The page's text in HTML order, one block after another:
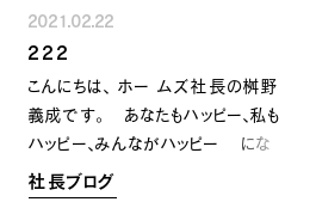
ら 動いているのでは遅い時代？
(^_^) と言うか 要は
速さが必要と言う事なんでしょうね
ぇ〜‼️^_^
明日も冷え込みそうです。 あっ
たかだったり 冷え込んだり
そうしながらも 春の足音が
段々と 大きくなって 桜の季
節が待ち遠しい そんな２月の後
半ですね〜‼️^_^
2021.02.22
222
こんにちは、 ホー ムズ社長の桝野
義成です。 あなたもハッピー、私も
ハッピー、みんながハッピー にな
るために共に顔晴りましょう ２月２
社長ブログ